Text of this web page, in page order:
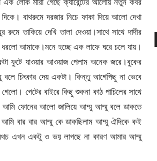
এক লোক মারা গেছে ক্যারেন্টের আলোয় নতুন কবর
বাথরুমে দরজার নিচে ফাকা দিয়ে আলো দেখা
দেখি তালা দেওয়া।সাথে সাথে দাদীর
ধরলো আমাকে।মনে হচ্ছে এক লাফে ঘরে চলে যায়।
ফুটে যাওয়ার আওয়াজ পেলাম অনেক জরে।বুকের
বলে চিৎকার দেয় একটা। কিন্তু আগেপিছু না ভেবে
গেটের বাইরে কিছু শুকনা কাঠ পাচিলের সাথে
ফোনের আলো জালিয়ে আম্মু আম্মু বলে ডাকতে
বার বার আম্মু কে ডাকছিলাম আম্মু ঐদিকে কই
এখন একটু ও ভয় লাগছে না কারণ আমার আম্মু